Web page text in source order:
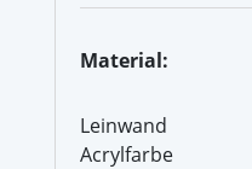
Material:
Leinwand
Acrylfarbe